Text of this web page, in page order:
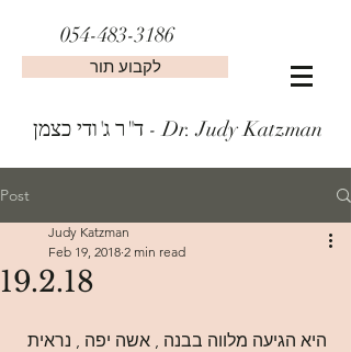
054-483-3186
לקבוע תור
ד"ר ג'ודי כצמן - Dr. Judy Katzman
Post
19.2.18
Judy Katzman
Feb 19, 2018 2 min read
היא הגיעה מלווה בבנה , אשה יפה , נראית